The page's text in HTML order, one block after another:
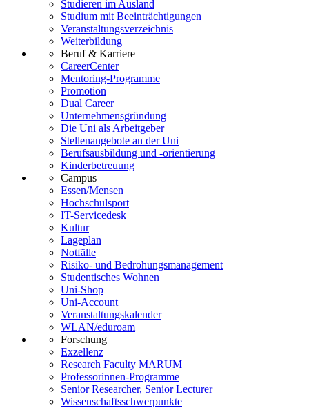
Studieren im Ausland
Studium mit Beeinträchtigungen
Veranstaltungsverzeichnis
Weiterbildung
Beruf & Karriere
CareerCenter
Mentoring-Programme
Promotion
Dual Career
Unternehmensgründung
Die Uni als Arbeitgeber
Stellenangebote an der Uni
Berufsausbildung und -orientierung
Kinderbetreuung
Campus
Essen/Mensen
Hochschulsport
IT-Servicedesk
Kultur
Lageplan
Notfälle
Risiko- und Bedrohungsmanagement
Studentisches Wohnen
Uni-Shop
Uni-Account
Veranstaltungskalender
WLAN/eduroam
Forschung
Exzellenz
Research Faculty MARUM
Professorinnen-Programme
Senior Researcher, Senior Lecturer
Wissenschaftsschwerpunkte